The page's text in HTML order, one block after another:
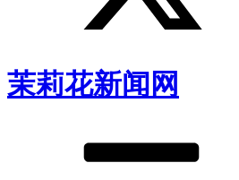
茉莉花新闻网